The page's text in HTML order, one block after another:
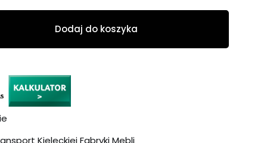
Dodaj do koszyka
Kieleckiej Fabryki Mebli